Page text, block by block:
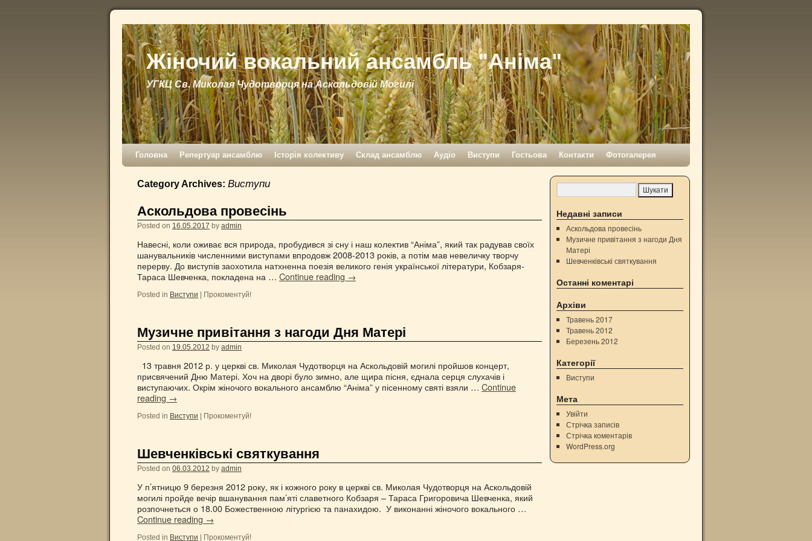
Жіночий вокальний ансамбль "Аніма"
УГКЦ Св. Миколая Чудотворця на Аскольдовій Могилі
Головна Репертуар ансамблю Історія колективу Склад ансамблю Аудіо Виступи Гостьова Контакти Фотогалерея
Category Archives: Виступи
Аскольдова провесінь
Posted on 16.05.2017 by admin
Навесні, коли оживає вся природа, пробудився зі сну і наш колектив “Аніма”, який так радував своїх
шанувальників численними виступами впродовж 2008-2013 років, а потім мав невеличку творчу
перерву. До виступів заохотила натхненна поезія великого генія української літератури, Кобзаря-
Тараса Шевченка, покладена на … Continue reading →
Posted in Виступи Прокоментуй!
Музичне привітання з нагоди Дня Матері
Posted on 19.05.2012 by admin
13 травня 2012 р. у церкві св. Миколая Чудотворця на Аскольдовій могилі пройшов концерт,
присвячений Дню Матері. Хоч на дворі було зимно, але щира пісня, єднала серця слухачів і
виступаючих. Окрім жіночого вокального ансамблю “Аніма” у пісенному святі взяли … Continue
reading →
Posted in Виступи Прокоментуй!
Шевченківські святкування
Posted on 06.03.2012 by admin
У п’ятницю 9 березня 2012 року, як і кожного року в церкві св. Миколая Чудотворця на Аскольдовій
могилі пройде вечір вшанування пам’яті славетного Кобзаря – Тараса Григоровича Шевченка, який
розпочнеться о 18.00 Божественною літургією та панахидою. У виконанні жіночого вокального …
Continue reading →
Posted in Виступи Прокоментуй!
Недавні записи
Аскольдова провесінь
Музичне привітання з нагоди Дня
Матері
Шевченківські святкування
Останні коментарі
Архіви
Травень 2017
Травень 2012
Березень 2012
Категорії
Виступи
Мета
Увійти
Стрічка записів
Стрічка коментарів
WordPress.org